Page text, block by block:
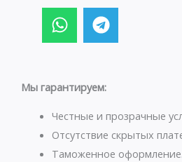
W
h
a
s
p
p
T
e
l
g
a
m
Мы гарантируем:
Честные и прозрачные
Отсутствие скрытых
Таможенное оформление.